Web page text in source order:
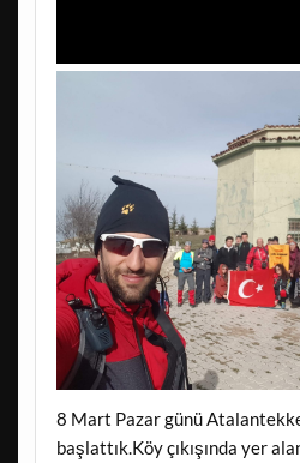
8 Mart Pazar günü
başlattık.Köy çıkışında yer